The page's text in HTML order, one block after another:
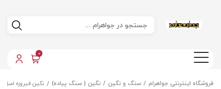
0
فروشگاه اینترنتی جواهرام سنگ و نگین نگین ( سنگ پیاده) نگین فیروزه اصل